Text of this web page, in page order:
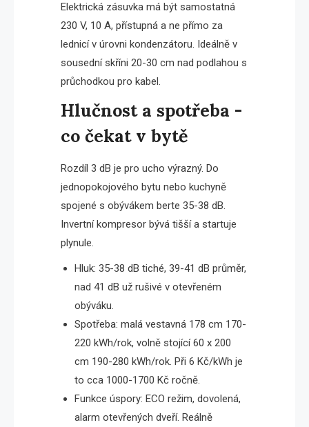
Elektrická zásuvka má být samostatná
230 V, 10 A, přístupná a ne přímo za
lednicí v úrovni kondenzátoru. Ideálně v
sousední skříni 20-30 cm nad podlahou s
průchodkou pro kabel.
Hlučnost a spotřeba -
co čekat v bytě
Rozdíl 3 dB je pro ucho výrazný. Do
jednopokojového bytu nebo kuchyně
spojené s obývákem berte 35-38 dB.
Invertní kompresor bývá tišší a startuje
plynule.
Hluk: 35-38 dB tiché, 39-41 dB průměr,
nad 41 dB už rušivé v otevřeném
obýváku.
Spotřeba: malá vestavná 178 cm 170-
220 kWh/rok, volně stojící 60 x 200
cm 190-280 kWh/rok. Při 6 Kč/kWh je
to cca 1000-1700 Kč ročně.
Funkce úspory: ECO režim, dovolená,
alarm otevřených dveří. Reálně